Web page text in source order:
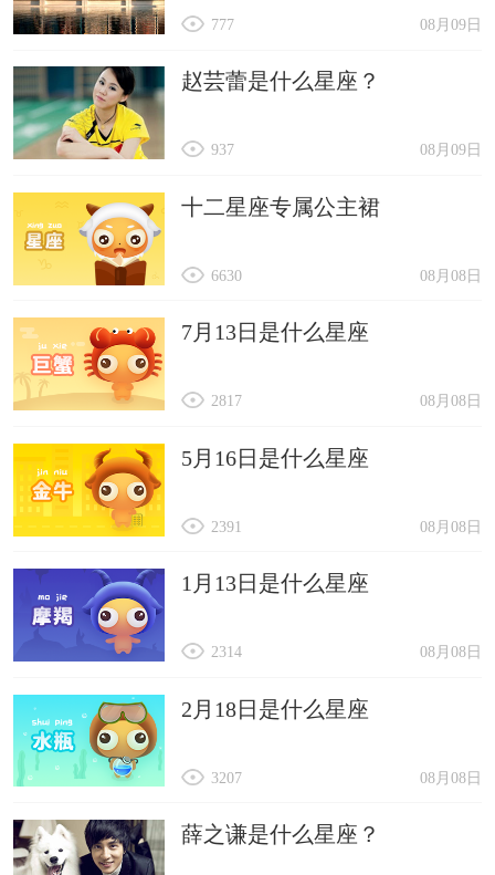
08月09日
777
赵芸蕾是什么星座？
08月09日
937
十二星座专属公主裙
08月08日
6630
7月13日是什么星座
08月08日
2817
5月16日是什么星座
08月08日
2391
1月13日是什么星座
08月08日
2314
2月18日是什么星座
08月08日
3207
薛之谦是什么星座？